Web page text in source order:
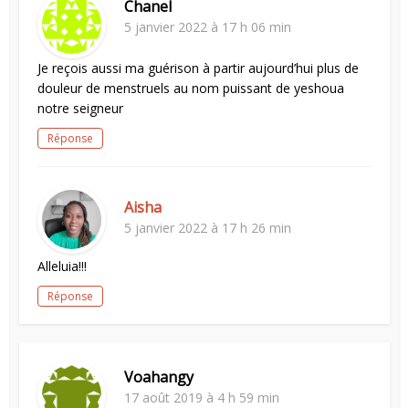
Chanel
5 janvier 2022 à 17 h 06 min
Je reçois aussi ma guérison à partir aujourd’hui plus de
douleur de menstruels au nom puissant de yeshoua
notre seigneur
Réponse
Aisha
5 janvier 2022 à 17 h 26 min
Alleluia!!!
Réponse
Voahangy
17 août 2019 à 4 h 59 min